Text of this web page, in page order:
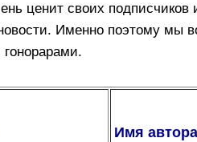
ценит своих
Именно поэтому мы
Имя автора